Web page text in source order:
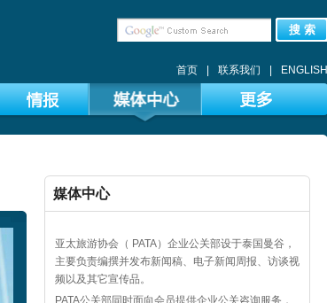
搜 索
ENGLISH
联系我们
首页
媒体中心
亚太旅游协会（ PATA）企业公关部设于泰国曼谷，
主要负责编撰并发布新闻稿、电子新闻周报、访谈视
频以及其它宣传品。
PATA公关部同时面向会员提供企业公关咨询服务，